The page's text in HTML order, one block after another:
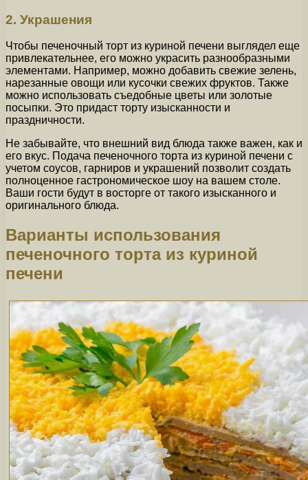
2. Украшения
Чтобы печеночный торт из куриной печени выглядел еще
привлекательнее, его можно украсить разнообразными
элементами. Например, можно добавить свежие зелень,
нарезанные овощи или кусочки свежих фруктов. Также
можно использовать съедобные цветы или золотые
посыпки. Это придаст торту изысканности и
праздничности.
Не забывайте, что внешний вид блюда также важен, как и
его вкус. Подача печеночного торта из куриной печени с
учетом соусов, гарниров и украшений позволит создать
полноценное гастрономическое шоу на вашем столе.
Ваши гости будут в восторге от такого изысканного и
оригинального блюда.
Варианты использования
печеночного торта из куриной
печени